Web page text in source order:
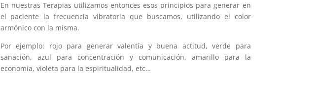
En nuestras Terapias utilizamos entonces esos principios para generar en
el paciente la frecuencia vibratoria que buscamos, utilizando el color
armónico con la misma.
Por ejemplo: rojo para generar valentía y buena actitud, verde para
sanación, azul para concentración y comunicación, amarillo para la
economía, violeta para la espiritualidad, etc…